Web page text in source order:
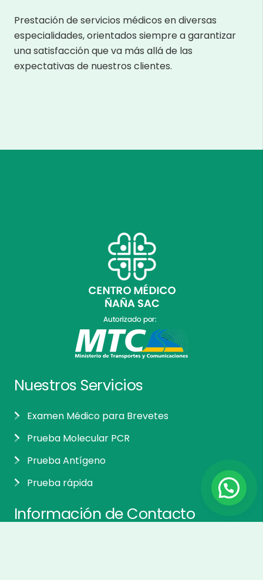
Prestación de servicios médicos en diversas
especialidades, orientados siempre a garantizar
una satisfacción que va más allá de las
expectativas de nuestros clientes.
Nuestros Servicios
Examen Médico para Brevetes
Prueba Molecular PCR
Prueba Antígeno
Prueba rápida
Información de Contacto